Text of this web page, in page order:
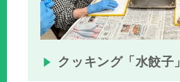
クッキング「水餃子」